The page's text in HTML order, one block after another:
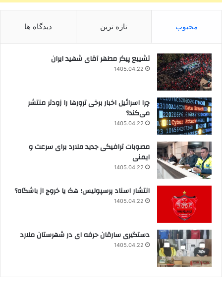
محبوب تازه ترین دیدگاه ها
تشییع پیکر مطهر آقای شهید ایران
1405.04.22
چرا اسرائیل اخبار برخی ترورها را زودتر منتشر
می‌کند؟
1405.04.22
مصوبات ترافیکی جدید ملارد برای سرعت و
ایمنی
1405.04.22
انتشار اسناد پرسپولیس؛ هک یا خروج از باشگاه؟
1405.04.22
دستگیری سارقان حرفه ای در شهرستان ملارد
1405.04.22